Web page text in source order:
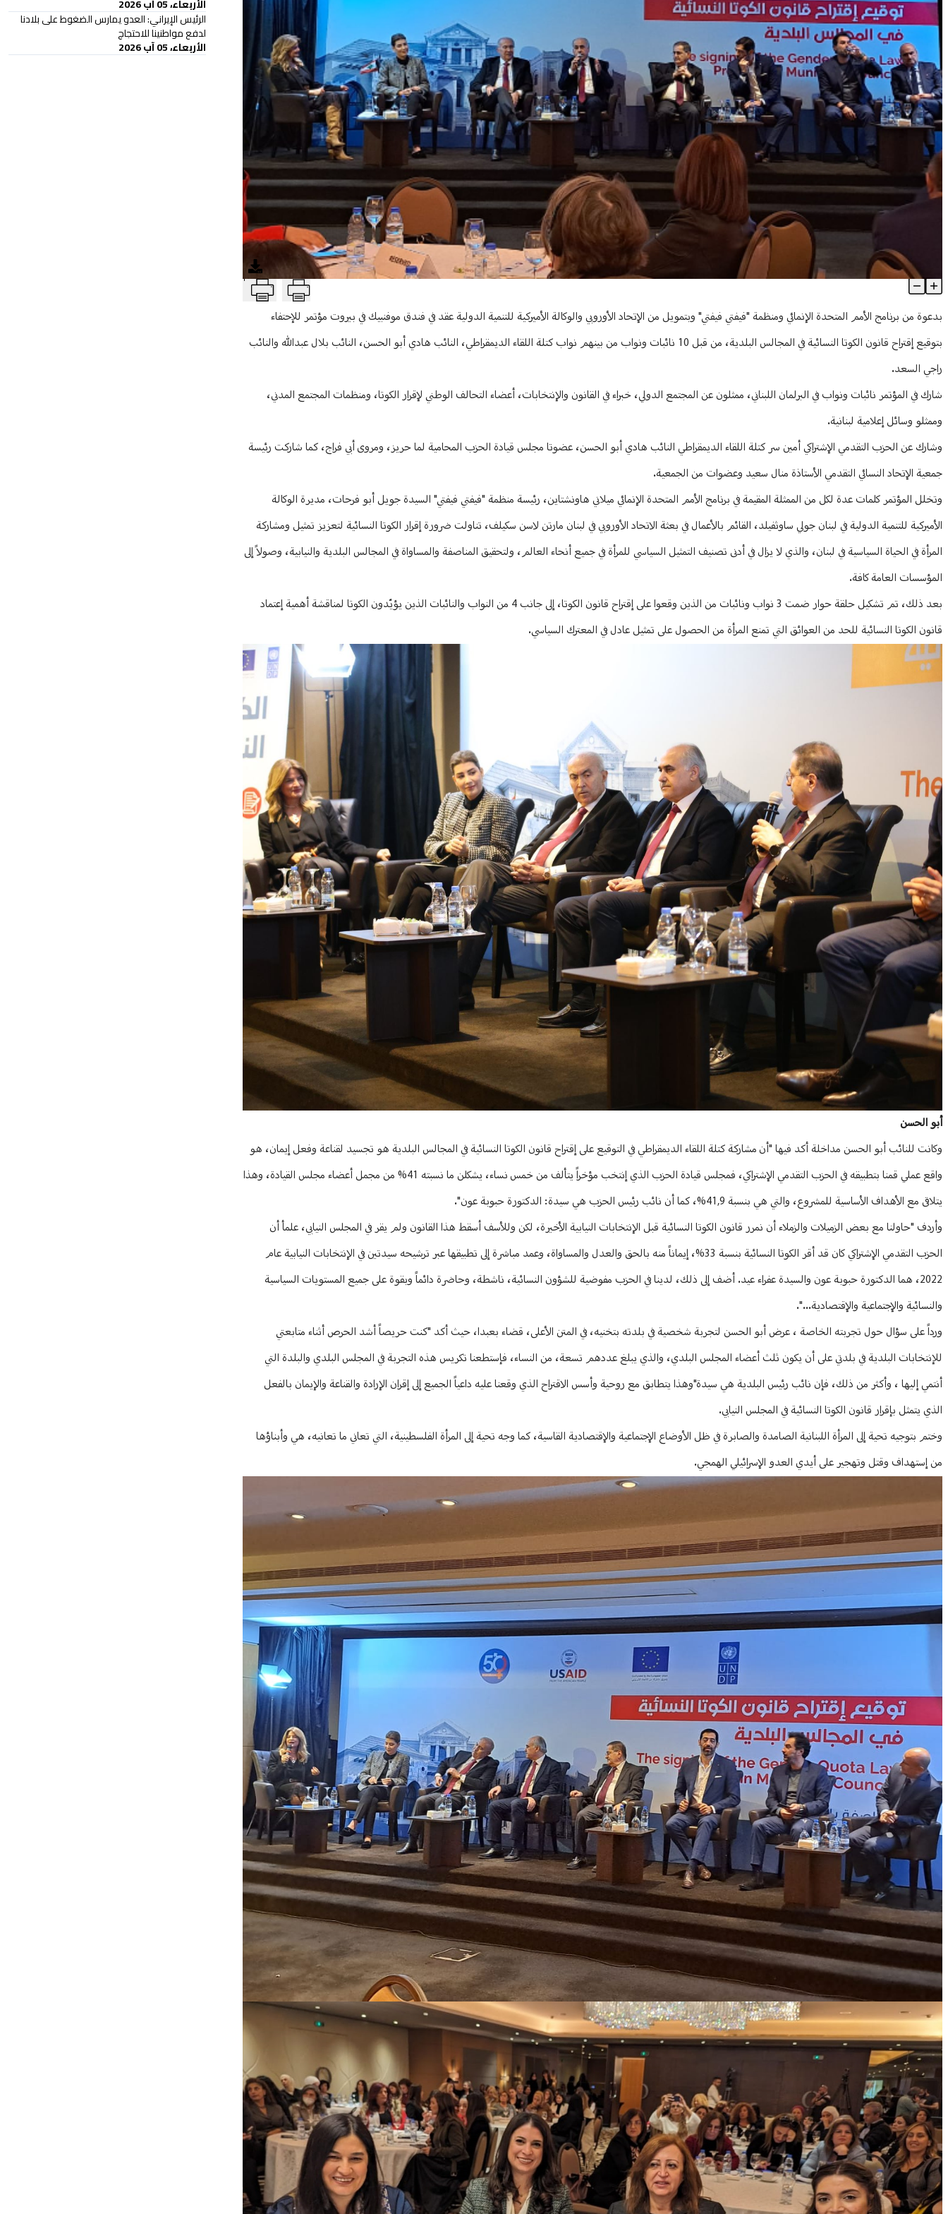
"اللقاء الديمقراطي" يوقع اقتراح قانون الكوتا النسائية في البلديات.. أبو الحسن: توقيعنا واقعٌ عملي طبقناه في "التقدمي" T
Article Content
بدعوة من برنامج الأمم المتحدة الإنمائي ومنظمة "فيفتي فيفتي" وبتمويل من الإتحاد الأوروبي والوكالة الأميركية للتنمية الدولية عقد في فندق موفنبيك في بيروت مؤتمر للإحتفاء
بتوقيع إقتراح قانون الكوتا النسائية في المجالس البلدية، من قبل 10 نائبات ونواب من بينهم نواب كتلة اللقاء الديمقراطي، النائب هادي أبو الحسن، النائب بلال عبدالله والنائب
راجي السعد.
شارك في المؤتمر نائبات ونواب في البرلمان اللبناني، ممثلون عن المجتمع الدولي، خبراء في القانون والإنتخابات، أعضاء التحالف الوطني لإقرار الكوتا، ومنظمات المجتمع المدني،
وممثلو وسائل إعلامية لبنانية.
وشارك عن الحزب التقدمي الإشتراكي أمين سر كتلة اللقاء الديمقراطي النائب هادي أبو الحسن، عضوتا مجلس قيادة الحزب المحامية لما حريز، ومروى أبي فراج، كما شاركت رئيسة
جمعية الإتحاد النسائي التقدمي الأستاذة منال سعيد وعضوات من الجمعية.
وتخلل المؤتمر كلمات عدة لكل من الممثلة المقيمة في برنامج الأمم المتحدة الإنمائي ميلاني هاونشتاين، رئيسة منظمة "فيفتي فيفتي" السيدة جويل أبو فرحات، مديرة الوكالة
الأميركية للتنمية الدولية في لبنان جولي ساوثفيلد، القائم بالأعمال في بعثة الاتحاد الأوروبي في لبنان مارتن لاسن سكيلف، تناولت ضرورة إقرار الكوتا النسائية لتعزيز تمثيل ومشاركة
المرأة في الحياة السياسية في لبنان، والذي لا يزال في أدنى تصنيف التمثيل السياسي للمرأة في جميع أنحاء العالم، ولتحقيق المناصفة والمساواة في المجالس البلدية والنيابية، وصولاً إلى
المؤسسات العامة كافة.
بعد ذلك، تم تشكيل حلقة حوار ضمت 3 نواب ونائبات من الذين وقعوا على إقتراح قانون الكوتا، إلى جانب 4 من النواب والنائبات الذين يؤيّدون الكوتا لمناقشة أهمية إعتماد
قانون الكوتا النسائية للحد من العوائق التي تمنع المرأة من الحصول على تمثيل عادل في المعترك السياسي.
أبو الحسن
وكانت للنائب أبو الحسن مداخلة أكد فيها "أن مشاركة كتلة اللقاء الديمقراطي في التوقيع على إقتراح قانون الكوتا النسائية في المجالس البلدية هو تجسيد لقناعة وفعل إيمان، هو
واقع عملي قمنا بتطبيقه في الحزب التقدمي الإشتراكي، فمجلس قيادة الحزب الذي إنتخب مؤخراً يتألف من خمس نساء، يشكلن ما نسبته 41% من مجمل أعضاء مجلس القيادة، وهذا
يتلاقى مع الأهداف الأساسية للمشروع، والتي هي بنسبة 41,9%، كما أن نائب رئيس الحزب هي سيدة: الدكتورة حبوبة عون".
وأردف "حاولنا مع بعض الزميلات والزملاء أن نمرر قانون الكوتا النسائية قبل الإنتخابات النيابية الأخيرة، لكن وللأسف أسقط هذا القانون ولم يقر في المجلس النيابي، علمأ أن
الحزب التقدمي الإشتراكي كان قد أقر الكوتا النسائية بنسبة 33%، إيماناً منه بالحق والعدل والمساواة، وعمد مباشرة إلى تطبيقها عبر ترشيحه سيدتين في الإنتخابات النيابية عام
2022، هما الدكتورة حبوبة عون والسيدة عفراء عيد. أضف إلى ذلك، لدينا في الحزب مفوضية للشؤون النسائية، ناشطة، وحاضرة دائماً وبقوة على جميع المستويات السياسية
والنسائية والإجتماعية والإقتصادية...".
ورداً على سؤال حول تجربته الخاصة ، عرض أبو الحسن لتجربة شخصية في بلدته بتخنيه، في المتن الأعلى، قضاء بعبدا، حيث أكد "كنت حريصاً أشد الحرص أثناء متابعتي
للإنتخابات البلدية في بلدتي على أن يكون ثلث أعضاء المجلس البلدي، والذي يبلغ عددهم تسعة، من النساء، فإستطعنا تكريس هذه التجربة في المجلس البلدي والبلدة التي
أنتمي إليها ، وأكثر من ذلك، فإن نائب رئيس البلدية هي سيدة"وهذا يتطابق مع روحية وأسس الاقتراح الذي وقعنا عليه داعياً الجميع إلى إقران الإرادة والقناعة والإيمان بالفعل
الذي يتمثل بإقرار قانون الكوتا النسائية في المجلس النيابي.
وختم بتوجيه تحية إلى المرأة اللبنانية الصامدة والصابرة في ظل الأوضاع الإجتماعية والإقتصادية القاسية، كما وجه تحية إلى المرأة الفلسطينية، التي تعاني ما تعانيه، هي وأبناؤها
من إستهداف وقتل وتهجير على أيدي العدو الإسرائيلي الهمجي.
الأربعاء، 05 آب 2026
الرئيس الإيراني: العدو يمارس الضغوط على بلادنا
لدفع مواطنينا للاحتجاج
الأربعاء، 05 آب 2026